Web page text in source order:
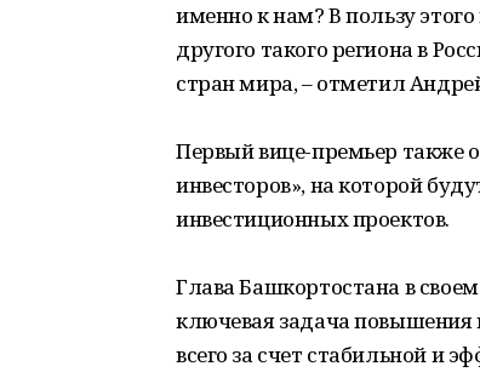
именно к нам? В пользу
другого такого региона в
стран мира, – отметил
Первый вице-премьер также
инвесторов», на которой
инвестиционных проектов.
Глава Башкортостана в
ключевая задача
всего за счет стабильной и